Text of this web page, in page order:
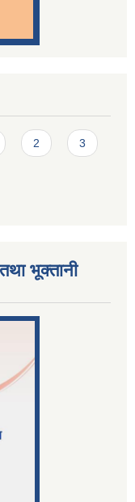
2
3
भूक्तानी